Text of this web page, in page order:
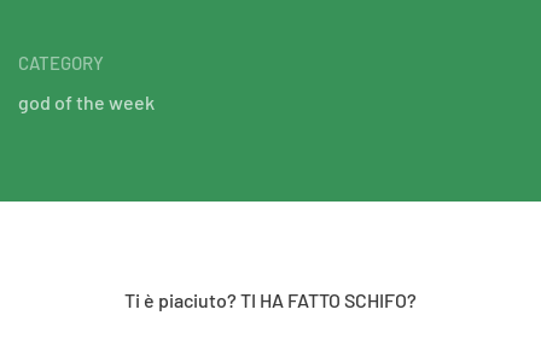
CATEGORY
god of the week
Ti è piaciuto? TI HA FATTO SCHIFO?